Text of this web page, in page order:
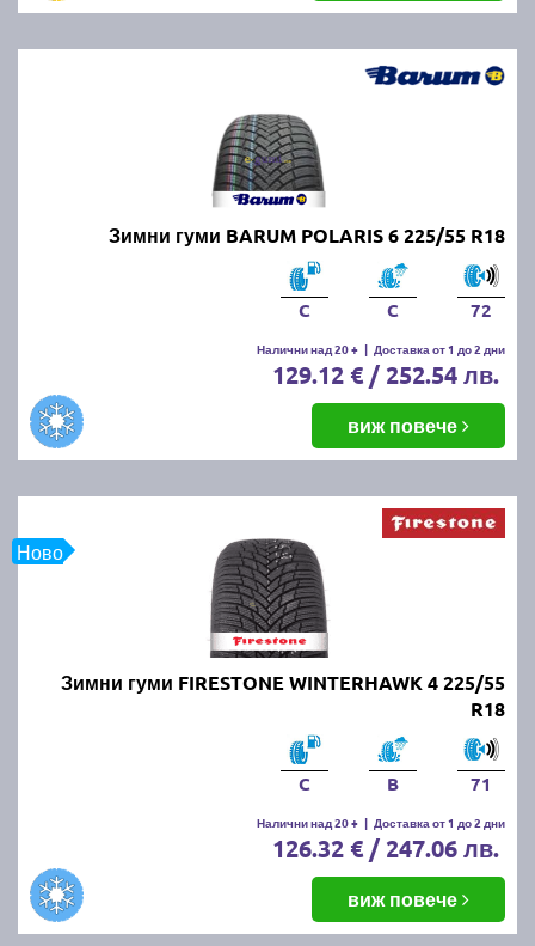
Зимни гуми BARUM POLARIS 6 225/55 R18
C C 72
Налични над 20 + | Доставка от 1 до 2 дни
129.12 € / 252.54 лв.
виж повече
Ново
Зимни гуми FIRESTONE WINTERHAWK 4 225/55
R18
C B 71
Налични над 20 + | Доставка от 1 до 2 дни
126.32 € / 247.06 лв.
виж повече